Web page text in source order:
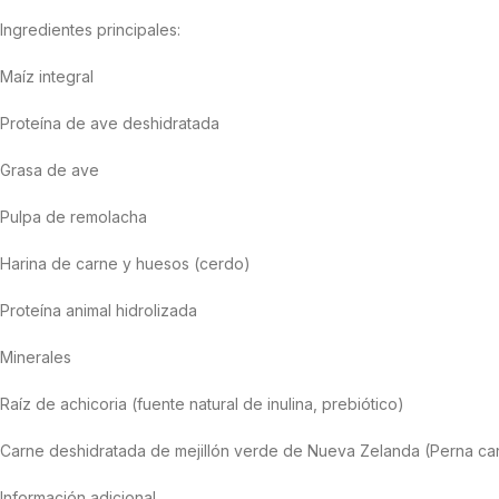
Ingredientes principales:
Maíz integral
Proteína de ave deshidratada
Grasa de ave
Pulpa de remolacha
Harina de carne y huesos (cerdo)
Proteína animal hidrolizada
Minerales
Raíz de achicoria (fuente natural de inulina, prebiótico)
Carne deshidratada de mejillón verde de Nueva Zelanda (Perna